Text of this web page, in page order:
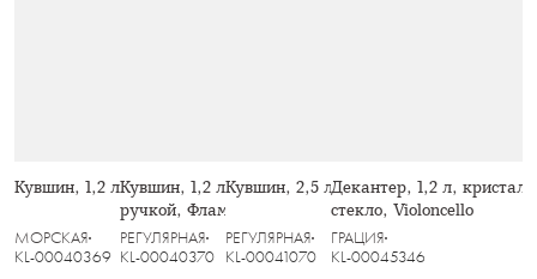
Кувшин, 1,2 л, Кит
МОРСКАЯ
KL-00040369
Кувшин, 1,2 л, стекло Б, с розовой
ручкой, Фламинго, Monterey
РЕГУЛЯРНАЯ
KL-00040370
Кувшин, 2,5 л, Arcadia
РЕГУЛЯРНАЯ
KL-00041070
Декантер, 1,2 л,
стекло, Violoncello
ГРАЦИЯ
KL-00045346